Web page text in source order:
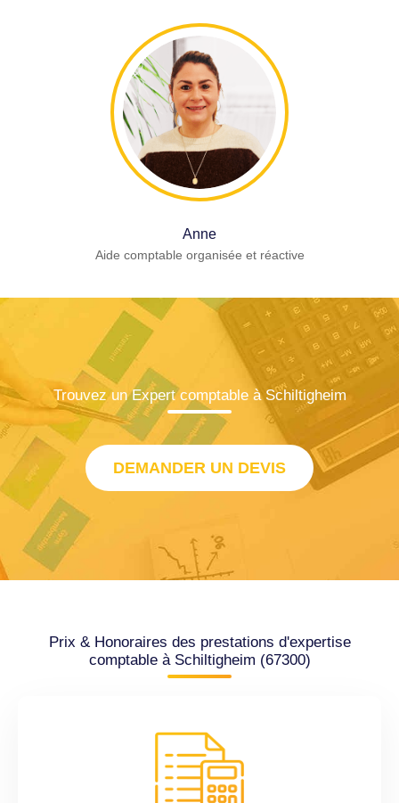
Anne
Aide comptable organisée et réactive
Trouvez un Expert comptable à Schiltigheim
DEMANDER UN DEVIS
Prix & Honoraires des prestations d'expertise
comptable à Schiltigheim (67300)